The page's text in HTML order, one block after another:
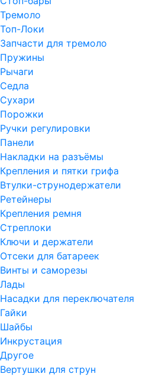
Тремоло
Топ-Локи
Запчасти для тремоло
Пружины
Рычаги
Седла
Сухари
Порожки
Ручки регулировки
Панели
Накладки на разъёмы
Крепления и пятки грифа
Втулки-струнодержатели
Ретейнеры
Крепления ремня
Стреплоки
Ключи и держатели
Отсеки для батареек
Винты и саморезы
Лады
Насадки для переключателя
Гайки
Шайбы
Инкрустация
Другое
Вертушки для струн